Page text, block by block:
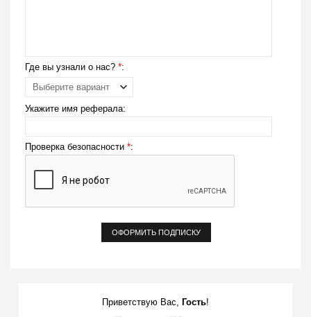
Где вы узнали о нас? *:
Укажите имя реферала:
Проверка безопасности *:
Приветствую Вас, Гость!